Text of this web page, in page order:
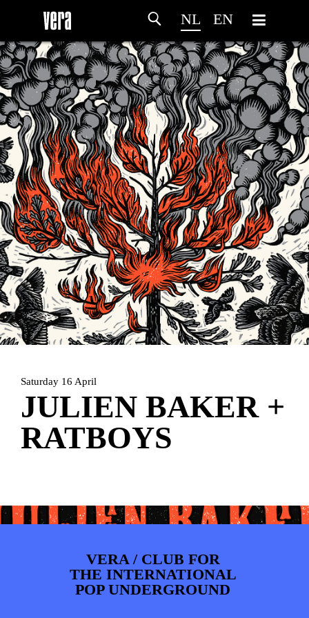
NL EN
HOMEPROGRAMMA
ARTDIVISIONFOTO’SNIEUWS
Saturday 16 April
JULIEN BAKER +
RATBOYS
VERA / CLUB FOR
THE INTERNATIONAL
POP UNDERGROUND